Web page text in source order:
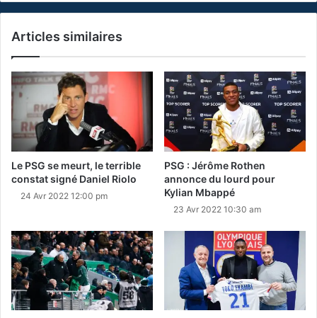
Articles similaires
Le PSG se meurt, le terrible
constat signé Daniel Riolo
24 Avr 2022 12:00 pm
PSG : Jérôme Rothen
annonce du lourd pour
Kylian Mbappé
23 Avr 2022 10:30 am